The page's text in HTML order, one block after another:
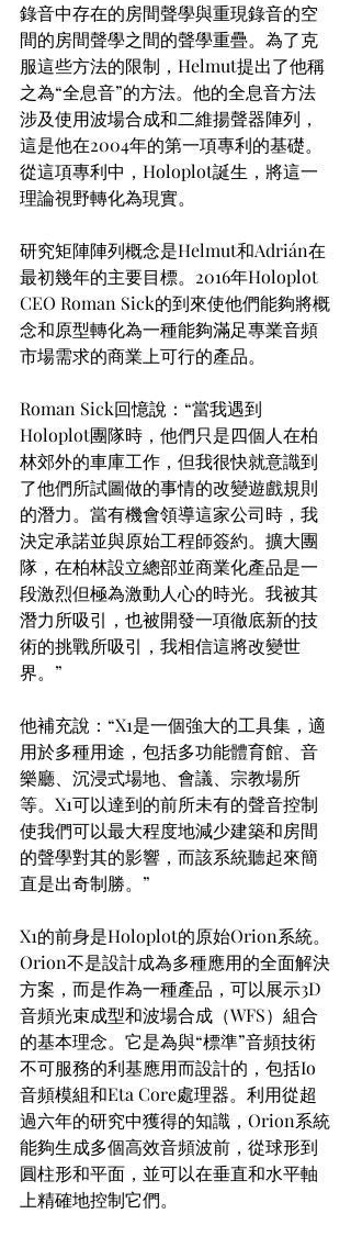
錄音中存在的房間聲學與重現錄音的空
間的房間聲學之間的聲學重疊。為了克
服這些方法的限制，Helmut提出了他稱
之為“全息音”的方法。他的全息音方法
涉及使用波場合成和二維揚聲器陣列，
這是他在2004年的第一項專利的基礎。
從這項專利中，Holoplot誕生，將這一
理論視野轉化為現實。
研究矩陣陣列概念是Helmut和Adrián在
最初幾年的主要目標。2016年Holoplot
CEO Roman Sick的到來使他們能夠將概
念和原型轉化為一種能夠滿足專業音頻
市場需求的商業上可行的產品。
Roman Sick回憶說：“當我遇到
Holoplot團隊時，他們只是四個人在柏
林郊外的車庫工作，但我很快就意識到
了他們所試圖做的事情的改變遊戲規則
的潛力。當有機會領導這家公司時，我
決定承諾並與原始工程師簽約。擴大團
隊，在柏林設立總部並商業化產品是一
段激烈但極為激動人心的時光。我被其
潛力所吸引，也被開發一項徹底新的技
術的挑戰所吸引，我相信這將改變世
界。”
他補充說：“X1是一個強大的工具集，適
用於多種用途，包括多功能體育館、音
樂廳、沉浸式場地、會議、宗教場所
等。X1可以達到的前所未有的聲音控制
使我們可以最大程度地減少建築和房間
的聲學對其的影響，而該系統聽起來簡
直是出奇制勝。”
X1的前身是Holoplot的原始Orion系統。
Orion不是設計成為多種應用的全面解決
方案，而是作為一種產品，可以展示3D
音頻光束成型和波場合成（WFS）組合
的基本理念。它是為與“標準”音頻技術
不可服務的利基應用而設計的，包括Io
音頻模組和Eta Core處理器。利用從超
過六年的研究中獲得的知識，Orion系統
能夠生成多個高效音頻波前，從球形到
圓柱形和平面，並可以在垂直和水平軸
上精確地控制它們。